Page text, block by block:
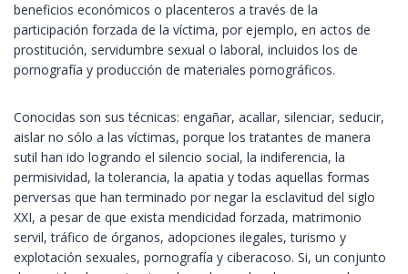
beneficios económicos o placenteros a través de la
participación forzada de la víctima, por ejemplo, en actos de
prostitución, servidumbre sexual o laboral, incluidos los de
pornografía y producción de materiales pornográficos.
Conocidas son sus técnicas: engañar, acallar, silenciar, seducir,
aislar no sólo a las víctimas, porque los tratantes de manera
sutil han ido logrando el silencio social, la indiferencia, la
permisividad, la tolerancia, la apatia y todas aquellas formas
perversas que han terminado por negar la esclavitud del siglo
XXI, a pesar de que exista mendicidad forzada, matrimonio
servil, tráfico de órganos, adopciones ilegales, turismo y
explotación sexuales, pornografía y ciberacoso. Si, un conjunto